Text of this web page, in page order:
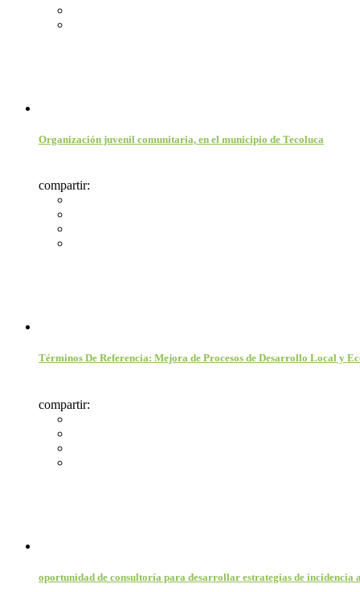
Organización juvenil comunitaria, en el municipio de Tecoluca
compartir:
Términos De Referencia: Mejora de Procesos de Desarrollo Local y
compartir:
oportunidad de consultoría para desarrollar estrategias de incidencia